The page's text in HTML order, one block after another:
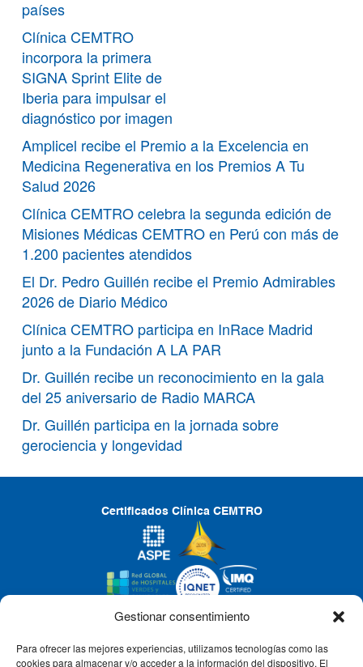
Gestionar consentimiento
Para ofrecer las mejores experiencias, utilizamos tecnologías como las
cookies para almacenar y/o acceder a la información del dispositivo. El
países
Clínica CEMTRO
incorpora la primera
SIGNA Sprint Elite de
Iberia para impulsar el
diagnóstico por imagen
Amplicel recibe el Premio a la Excelencia en
Medicina Regenerativa en los Premios A Tu
Salud 2026
Clínica CEMTRO celebra la segunda edición de
Misiones Médicas CEMTRO en Perú con más de
1.200 pacientes atendidos
El Dr. Pedro Guillén recibe el Premio Admirables
2026 de Diario Médico
Clínica CEMTRO participa en InRace Madrid
junto a la Fundación A LA PAR
Dr. Guillén recibe un reconocimiento en la gala
del 25 aniversario de Radio MARCA
Dr. Guillén participa en la jornada sobre
gerociencia y longevidad
Certificados Clínica CEMTRO
CLÍNICA CEMTRO